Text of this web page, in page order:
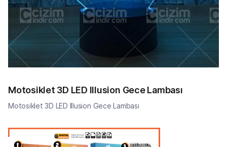
Motosiklet 3D LED Illusion Gece Lambası
Motosiklet 3D LED Illusion Gece Lambası